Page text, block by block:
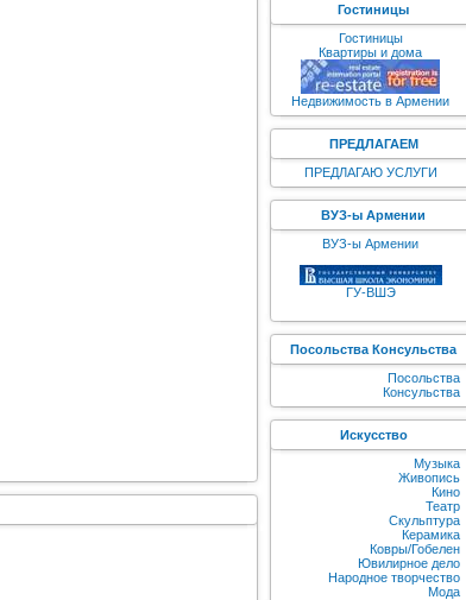
Гостиницы
Гостиницы
Квартиры и дома
Недвижимость в Армении
ПРЕДЛАГАЕМ
ПРЕДЛАГАЮ УСЛУГИ
ВУЗ-ы Армении
ВУЗ-ы Армении
ГУ-ВШЭ
Посольства Консульства
Посольства
Консульства
Искусство
Музыка
Живопись
Кино
Театр
Скульптура
Керамика
Ковры/Гобелен
Ювилирное дело
Народное творчество
Мода